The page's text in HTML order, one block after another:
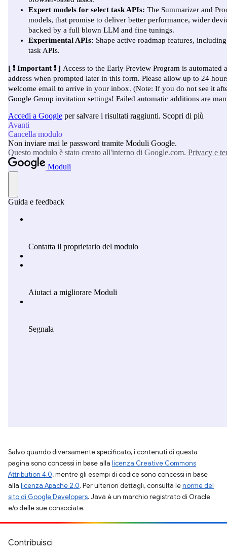
Salvo quando diversamente specificato, i contenuti di questa
pagina sono concessi in base alla licenza Creative Commons
Attribution 4.0, mentre gli esempi di codice sono concessi in base
alla licenza Apache 2.0. Per ulteriori dettagli, consulta lenorme del
sito di Google Developers. Java è un marchio registrato di Oracle
e/o delle sue consociate.
Contribuisci